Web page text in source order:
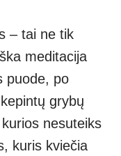
– tai ne tik
meditacija
puode, po
grybų
nesuteiks
kuris kviečia